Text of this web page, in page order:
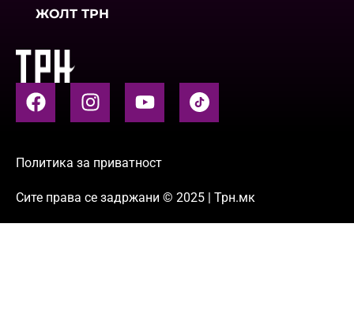
ЖОЛТ ТРН
Политика за приватност
Сите права се задржани © 2025 | Трн.мк